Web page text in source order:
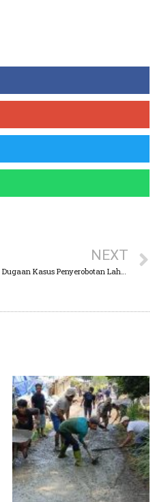
NEXT
Dugaan Kasus Penyerobotan Lahan dan Perusakan di Kejayan, Kini Tiga Orang Berstatus Tersangka